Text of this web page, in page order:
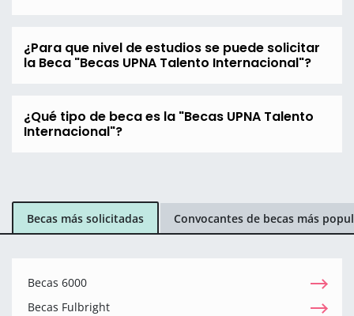
¿Para que nivel de estudios se puede solicitar
la Beca "Becas UPNA Talento Internacional"?
¿Qué tipo de beca es la "Becas UPNA Talento
Internacional"?
Becas más solicitadas Convocantes de becas más
Becas 6000
Becas Fulbright